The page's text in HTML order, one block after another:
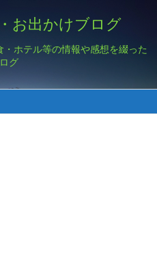
お出かけブログ
ホテル等の情報や感想を綴った
グ